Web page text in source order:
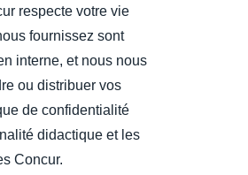
respecte votre vie
fournissez sont
interne, et nous nous
ou distribuer vos
de confidentialité
didactique et les
Concur.